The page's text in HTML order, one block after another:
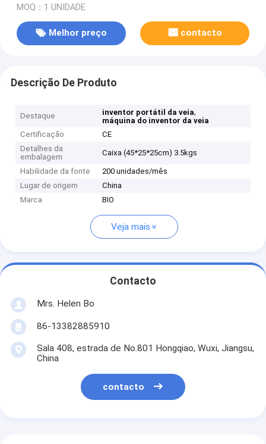
MOQ：1 UNIDADE
Melhor preço contacto
Descrição De Produto
Destaque inventor portátil da veia,
máquina do inventor da veia
Certificação
CE
Detalhes da
embalagem
Caixa (45*25*25cm) 3.5kgs
Habilidade da fonte
200 unidades/mês
Lugar de origem
China
Marca
BIO
Veja mais
Contacto
Mrs. Helen Bo
86-13382885910
Sala 408, estrada de No.801 Hongqiao, Wuxi, Jiangsu,
China
contacto